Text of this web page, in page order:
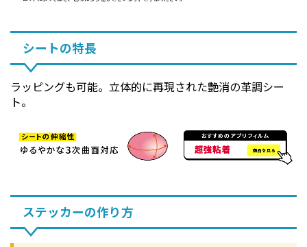
シートの特長
ラッピングも可能。立体的に再現された艶消の革調シー
ト。
ステッカーの作り方